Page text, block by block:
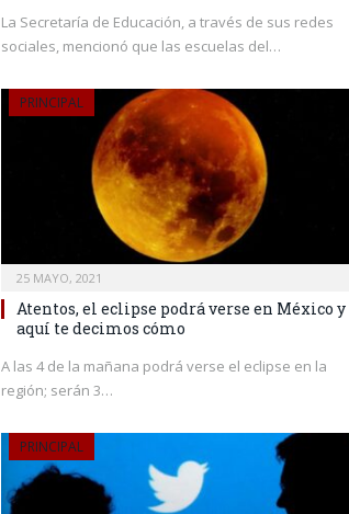
La Secretaría de Educación, a través de sus redes
sociales, mencionó que las escuelas del…
PRINCIPAL
25 MAYO, 2021
Atentos, el eclipse podrá verse en México y
aquí te decimos cómo
A las 4 de la mañana podrá verse el eclipse en la
región; serán 3…
PRINCIPAL